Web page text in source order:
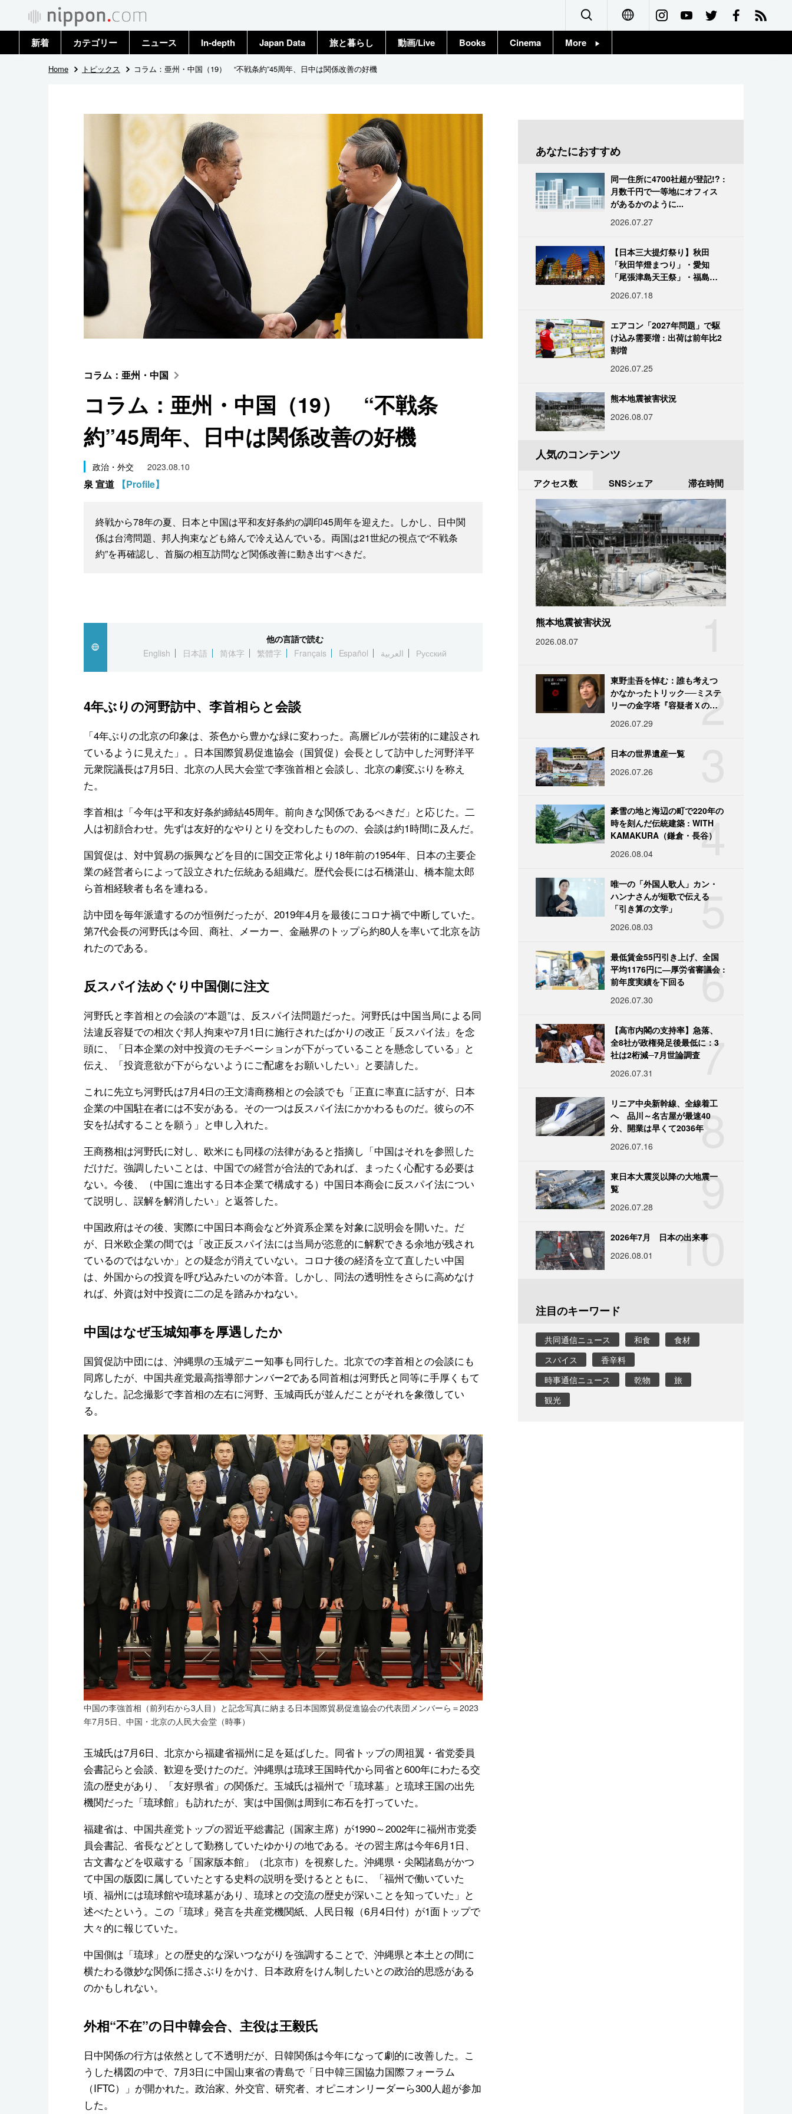
العربية
Русский
新着 カテゴリー
政治・外交
社会
文化
科学・技術
暮らし
スポーツ・東京2020
ニュース
トップ
In-depth Japan Data 旅と暮らし 動画/Live Books Cinema More
東京
お知らせ
Home トピックス コラム：亜州・中国（19） “不戦条約”45周年、日中は関係改善の好機
コラム：亜州・中国
コラム：亜州・中国（19） “不戦条
約”45周年、日中は関係改善の好機
政治・外交 2023.08.10
泉 宣道 【Profile】
終戦から78年の夏、日本と中国は平和友好条約の調印45周年を迎えた。しかし、日中関
係は台湾問題、邦人拘束なども絡んで冷え込んでいる。両国は21世紀の視点で“不戦条
約”を再確認し、首脳の相互訪問など関係改善に動き出すべきだ。
他の言語で読む
English
日本語 简体字 繁體字 Français Español العربية Русский
4年ぶりの河野訪中、李首相らと会談
「4年ぶりの北京の印象は、茶色から豊かな緑に変わった。高層ビルが芸術的に建設され
ているように見えた」。日本国際貿易促進協会（国貿促）会長として訪中した河野洋平
元衆院議長は7月5日、北京の人民大会堂で李強首相と会談し、北京の劇変ぶりを称え
た。
李首相は「今年は平和友好条約締結45周年。前向きな関係であるべきだ」と応じた。二
人は初顔合わせ。先ずは友好的なやりとりを交わしたものの、会談は約1時間に及んだ。
国貿促は、対中貿易の振興などを目的に国交正常化より18年前の1954年、日本の主要企
業の経営者らによって設立された伝統ある組織だ。歴代会長には石橋湛山、橋本龍太郎
ら首相経験者も名を連ねる。
訪中団を毎年派遣するのが恒例だったが、2019年4月を最後にコロナ禍で中断していた。
第7代会長の河野氏は今回、商社、メーカー、金融界のトップら約80人を率いて北京を訪
れたのである。
反スパイ法めぐり中国側に注文
河野氏と李首相との会談の“本題”は、反スパイ法問題だった。河野氏は中国当局による同
法違反容疑での相次ぐ邦人拘束や7月1日に施行されたばかりの改正「反スパイ法」を念
頭に、「日本企業の対中投資のモチベーションが下がっていることを懸念している」と
伝え、「投資意欲が下がらないようにご配慮をお願いしたい」と要請した。
これに先立ち河野氏は7月4日の王文濤商務相との会談でも「正直に率直に話すが、日本
企業の中国駐在者には不安がある。その一つは反スパイ法にかかわるものだ。彼らの不
安を払拭することを願う」と申し入れた。
王商務相は河野氏に対し、欧米にも同様の法律があると指摘し「中国はそれを参照した
だけだ。強調したいことは、中国での経営が合法的であれば、まったく心配する必要は
ない。今後、（中国に進出する日本企業で構成する）中国日本商会に反スパイ法につい
て説明し、誤解を解消したい」と返答した。
中国政府はその後、実際に中国日本商会など外資系企業を対象に説明会を開いた。だ
が、日米欧企業の間では「改正反スパイ法には当局が恣意的に解釈できる余地が残され
ているのではないか」との疑念が消えていない。コロナ後の経済を立て直したい中国
は、外国からの投資を呼び込みたいのが本音。しかし、同法の透明性をさらに高めなけ
れば、外資は対中投資に二の足を踏みかねない。
中国はなぜ玉城知事を厚遇したか
国貿促訪中団には、沖縄県の玉城デニー知事も同行した。北京での李首相との会談にも
同席したが、中国共産党最高指導部ナンバー2である同首相は河野氏と同等に手厚くもて
なした。記念撮影で李首相の左右に河野、玉城両氏が並んだことがそれを象徴してい
る。
中国の李強首相（前列右から3人目）と記念写真に納まる日本国際貿易促進協会の代表団メンバーら＝2023
年7月5日、中国・北京の人民大会堂（時事）
玉城氏は7月6日、北京から福建省福州に足を延ばした。同省トップの周祖翼・省党委員
会書記らと会談、歓迎を受けたのだ。沖縄県は琉球王国時代から同省と600年にわたる交
流の歴史があり、「友好県省」の関係だ。玉城氏は福州で「琉球墓」と琉球王国の出先
機関だった「琉球館」も訪れたが、実は中国側は周到に布石を打っていた。
福建省は、中国共産党トップの習近平総書記（国家主席）が1990～2002年に福州市党委
員会書記、省長などとして勤務していたゆかりの地である。その習主席は今年6月1日、
古文書などを収蔵する「国家版本館」（北京市）を視察した。沖縄県・尖閣諸島がかつ
て中国の版図に属していたとする史料の説明を受けるとともに、「福州で働いていた
頃、福州には琉球館や琉球墓があり、琉球との交流の歴史が深いことを知っていた」と
述べたという。この「琉球」発言を共産党機関紙、人民日報（6月4日付）が1面トップで
大々的に報じていた。
中国側は「琉球」との歴史的な深いつながりを強調することで、沖縄県と本土との間に
横たわる微妙な関係に揺さぶりをかけ、日本政府をけん制したいとの政治的思惑がある
のかもしれない。
外相“不在”の日中韓会合、主役は王毅氏
日中関係の行方は依然として不透明だが、日韓関係は今年になって劇的に改善した。こ
うした構図の中で、7月3日に中国山東省の青島で「日中韓三国協力国際フォーラム
（IFTC）」が開かれた。政治家、外交官、研究者、オピニオンリーダーら300人超が参加
した。
あなたにおすすめ
同一住所に4700社超が登記!? :
月数千円で一等地にオフィス
があるかのように...
2026.07.27
【日本三大提灯祭り】秋田
「秋田竿燈まつり」・愛知
「尾張津島天王祭」・福島
だしい灯火が夜空を照らす光
2026.07.18
エアコン「2027年問題」で駆
け込み需要増 : 出荷は前年比2
割増
2026.07.25
熊本地震被害状況
2026.08.07
人気のコンテンツ
アクセス数 SNSシェア 滞在時間
熊本地震被害状況
2026.08.07
2
東野圭吾を悼む：誰も考えつ
かなかったトリック──ミステ
リーの金字塔『容疑者Ｘの献
2026.07.29
日本の世界遺産一覧
2026.07.26
4
豪雪の地と海辺の町で220年の
時を刻んだ伝統建築 : WITH
KAMAKURA（鎌倉・長谷）
2026.08.04
5
唯一の「外国人歌人」カン・
ハンナさんが短歌で伝える
「引き算の文学」
2026.08.03
6
最低賃金55円引き上げ、全国
平均1176円に―厚労省審議会 :
前年度実績を下回る
2026.07.30
7
【高市内閣の支持率】急落、
全8社が政権発足後最低に：3
社は2桁減─7月世論調査
2026.07.31
8
リニア中央新幹線、全線着工
へ 品川～名古屋が最速40
分、開業は早くて2036年
2026.07.16
9
東日本大震災以降の大地震一
覧
2026.07.28
10
2026年7月 日本の出来事
2026.08.01
注目のキーワード
共同通信ニュース 和食
食材
スパイス
香辛料
時事通信ニュース
乾物
旅
観光